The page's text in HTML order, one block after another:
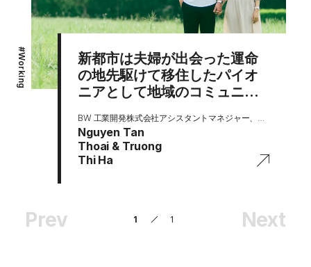
#
Working
新都市は夫婦が出会った運命
の地先駆けて移住したパイオ
ニアとして地域のコミュニテ
Nguyen Tan
Thoai & Truong
Thi Ha
Prev 1 1 Next